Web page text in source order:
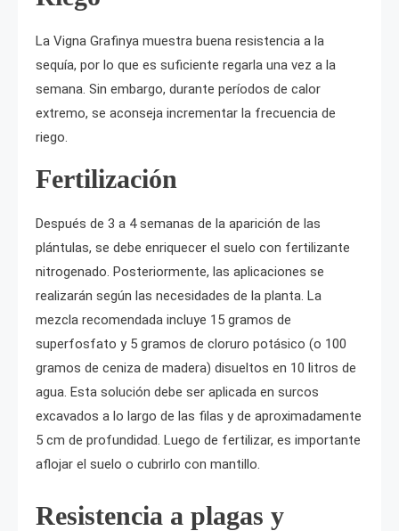
La Vigna Grafinya muestra buena resistencia a la
sequía, por lo que es suficiente regarla una vez a la
semana. Sin embargo, durante períodos de calor
extremo, se aconseja incrementar la frecuencia de
riego.
Fertilización
Después de 3 a 4 semanas de la aparición de las
plántulas, se debe enriquecer el suelo con fertilizante
nitrogenado. Posteriormente, las aplicaciones se
realizarán según las necesidades de la planta. La
mezcla recomendada incluye 15 gramos de
superfosfato y 5 gramos de cloruro potásico (o 100
gramos de ceniza de madera) disueltos en 10 litros de
agua. Esta solución debe ser aplicada en surcos
excavados a lo largo de las filas y de aproximadamente
5 cm de profundidad. Luego de fertilizar, es importante
aflojar el suelo o cubrirlo con mantillo.
Resistencia a plagas y